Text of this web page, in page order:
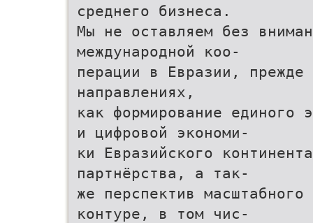
среднего бизнеса.
Мы не оставляем без
международной коо-
перации в Евразии, прежде
направлениях,
как формирование единого
и цифровой экономи-
ки Евразийского
партнёрства, а так-
же перспектив
контуре, в том чис-